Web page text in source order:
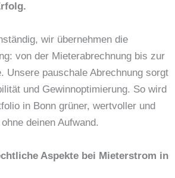
wir übernehmen die
von der Mieterabrechnung bis zur
Unsere pauschale Abrechnung sorgt
und Gewinnoptimierung. So wird
in Bonn grüner, wertvoller und
deinen Aufwand.
Aspekte bei Mieterstrom in